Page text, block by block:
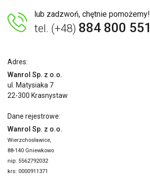
lub zadzwoń, chętnie pomożemy!
tel. (+48) 884 800 551
Adres:
Wanrol Sp. z o.o.
ul. Matysiaka 7
22-300 Krasnystaw
Dane rejestrowe:
Wanrol Sp. z o.o.
Wierzchosławice,
88-140 Gniewkowo
nip: 5562792032
krs: 0000911371